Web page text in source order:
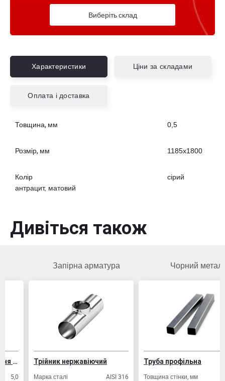
Виберіть склад
Характеристики Ціни за складами
Оплата і доставка
Товщина, мм 0,5
Розмір, мм 1185х1800
Колір
сірий
антрацит, матовий
Дивіться також
Запірна арматура
Трійник нержавіючий
Марка сталі
AISI 316
Чорний метал
Труба профільна
Товщина стінки, мм